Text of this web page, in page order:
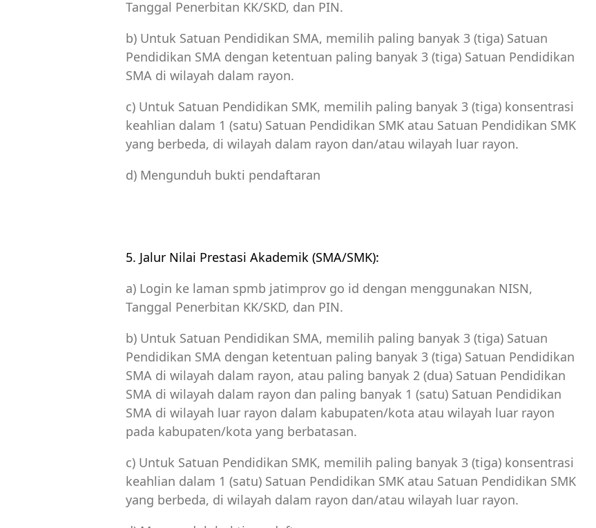
Tanggal Penerbitan KK/SKD, dan PIN.
b) Untuk Satuan Pendidikan SMA, memilih paling banyak 3 (tiga) Satuan
Pendidikan SMA dengan ketentuan paling banyak 3 (tiga) Satuan Pendidikan
SMA di wilayah dalam rayon.
c) Untuk Satuan Pendidikan SMK, memilih paling banyak 3 (tiga) konsentrasi
keahlian dalam 1 (satu) Satuan Pendidikan SMK atau Satuan Pendidikan SMK
yang berbeda, di wilayah dalam rayon dan/atau wilayah luar rayon.
d) Mengunduh bukti pendaftaran
5. Jalur Nilai Prestasi Akademik (SMA/SMK):
a) Login ke laman spmb jatimprov go id dengan menggunakan NISN,
Tanggal Penerbitan KK/SKD, dan PIN.
b) Untuk Satuan Pendidikan SMA, memilih paling banyak 3 (tiga) Satuan
Pendidikan SMA dengan ketentuan paling banyak 3 (tiga) Satuan Pendidikan
SMA di wilayah dalam rayon, atau paling banyak 2 (dua) Satuan Pendidikan
SMA di wilayah dalam rayon dan paling banyak 1 (satu) Satuan Pendidikan
SMA di wilayah luar rayon dalam kabupaten/kota atau wilayah luar rayon
pada kabupaten/kota yang berbatasan.
c) Untuk Satuan Pendidikan SMK, memilih paling banyak 3 (tiga) konsentrasi
keahlian dalam 1 (satu) Satuan Pendidikan SMK atau Satuan Pendidikan SMK
yang berbeda, di wilayah dalam rayon dan/atau wilayah luar rayon.